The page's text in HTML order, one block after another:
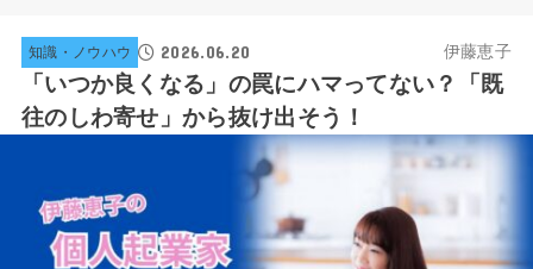
知識・ノウハウ 2026.06.20 伊藤恵子
「いつか良くなる」の罠にハマってない？「既
往のしわ寄せ」から抜け出そう！